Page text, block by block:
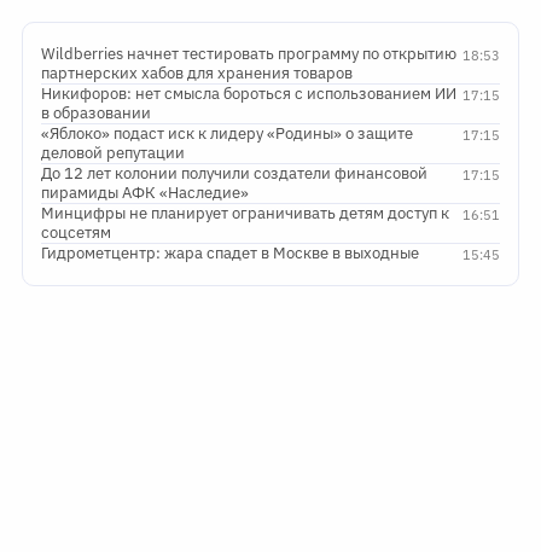
18:53
Wildberries начнет тестировать программу по открытию
партнерских хабов для хранения товаров
17:15
Никифоров: нет смысла бороться с использованием ИИ
в образовании
17:15
«Яблоко» подаст иск к лидеру «Родины» о защите
деловой репутации
17:15
До 12 лет колонии получили создатели финансовой
пирамиды АФК «Наследие»
16:51
Минцифры не планирует ограничивать детям доступ к
соцсетям
15:45
Гидрометцентр: жара спадет в Москве в выходные